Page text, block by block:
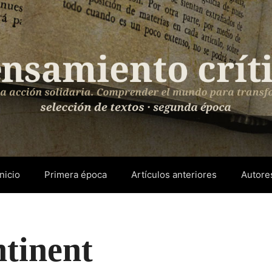
Primera época Artículos anteriores